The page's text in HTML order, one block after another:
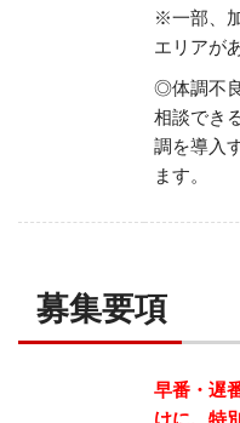
※一部、
エリアが
◎体調不
相談でき
調を導入
ます。
募集要項
早番・遅